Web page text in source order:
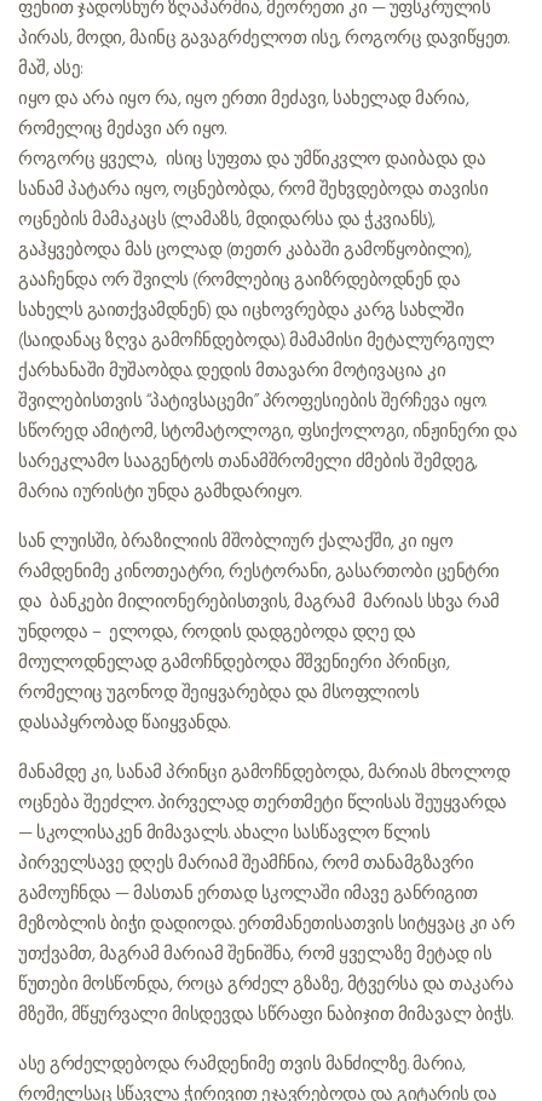
ფეხით ჯადოსნურ ზღაპარშია, მეორეთი კი — უფსკრულის
პირას, მოდი, მაინც გავაგრძელოთ ისე, როგორც დავიწყეთ.
მაშ, ასე:
იყო და არა იყო რა, იყო ერთი მეძავი, სახელად მარია,
რომელიც მეძავი არ იყო.
როგორც ყველა, ისიც სუფთა და უმწიკვლო დაიბადა და
სანამ პატარა იყო, ოცნებობდა, რომ შეხვდებოდა თავისი
ოცნების მამაკაცს (ლამაზს, მდიდარსა და ჭკვიანს),
გაჰყვებოდა მას ცოლად (თეთრ კაბაში გამოწყობილი),
გააჩენდა ორ შვილს (რომლებიც გაიზრდებოდნენ და
სახელს გაითქვამდნენ) და იცხოვრებდა კარგ სახლში
(საიდანაც ზღვა გამოჩნდებოდა). მამამისი მეტალურგიულ
ქარხანაში მუშაობდა. დედის მთავარი მოტივაცია კი
შვილებისთვის “პატივსაცემი” პროფესიების შერჩევა იყო.
სწორედ ამიტომ, სტომატოლოგი, ფსიქოლოგი, ინჟინერი და
სარეკლამო სააგენტოს თანამშრომელი ძმების შემდეგ,
მარია იურისტი უნდა გამხდარიყო.
სან ლუისში, ბრაზილიის მშობლიურ ქალაქში, კი იყო
რამდენიმე კინოთეატრი, რესტორანი, გასართობი ცენტრი
და ბანკები მილიონერებისთვის, მაგრამ მარიას სხვა რამ
უნდოდა – ელოდა, როდის დადგებოდა დღე და
მოულოდნელად გამოჩნდებოდა მშვენიერი პრინცი,
რომელიც უგონოდ შეიყვარებდა და მსოფლიოს
დასაპყრობად წაიყვანდა.
მანამდე კი, სანამ პრინცი გამოჩნდებოდა, მარიას მხოლოდ
ოცნება შეეძლო. პირველად თერთმეტი წლისას შეუყვარდა
— სკოლისაკენ მიმავალს. ახალი სასწავლო წლის
პირველსავე დღეს მარიამ შეამჩნია, რომ თანამგზავრი
გამოუჩნდა — მასთან ერთად სკოლაში იმავე განრიგით
მეზობლის ბიჭი დადიოდა. ერთმანეთისათვის სიტყვაც კი არ
უთქვამთ, მაგრამ მარიამ შენიშნა, რომ ყველაზე მეტად ის
წუთები მოსწონდა, როცა გრძელ გზაზე, მტვერსა და თაკარა
მზეში, მწყურვალი მისდევდა სწრაფი ნაბიჯით მიმავალ ბიჭს.
ასე გრძელდებოდა რამდენიმე თვის მანძილზე. მარია,
რომელსაც სწავლა ჭირივით ეჯავრებოდა და გიტარის და